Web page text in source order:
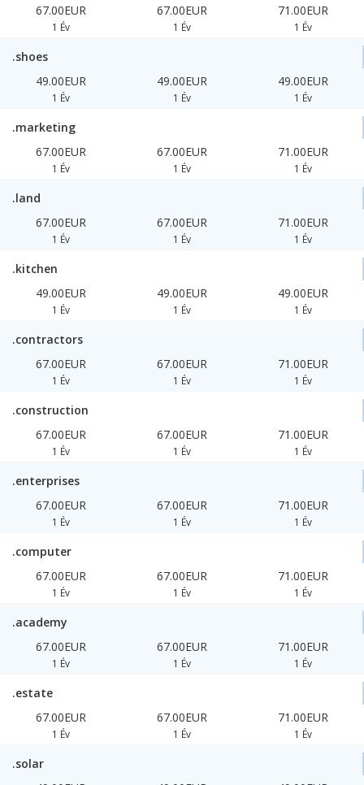
67.00EUR
1 Év
67.00EUR
1 Év
71.00EUR
1 Év
.shoes
49.00EUR
1 Év
49.00EUR
1 Év
49.00EUR
1 Év
.marketing
67.00EUR
1 Év
67.00EUR
1 Év
71.00EUR
1 Év
.land
67.00EUR
1 Év
67.00EUR
1 Év
71.00EUR
1 Év
.kitchen
49.00EUR
1 Év
49.00EUR
1 Év
49.00EUR
1 Év
.contractors
67.00EUR
1 Év
67.00EUR
1 Év
71.00EUR
1 Év
.construction
67.00EUR
1 Év
67.00EUR
1 Év
71.00EUR
1 Év
.enterprises
67.00EUR
1 Év
67.00EUR
1 Év
71.00EUR
1 Év
.computer
67.00EUR
1 Év
67.00EUR
1 Év
71.00EUR
1 Év
.academy
67.00EUR
1 Év
67.00EUR
1 Év
71.00EUR
1 Év
.estate
67.00EUR
1 Év
67.00EUR
1 Év
71.00EUR
1 Év
.solar